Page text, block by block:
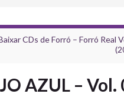
CDs de Forró – Forró Real
AZUL – Vol.